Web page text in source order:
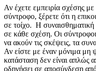
Αν έχετε εμπειρία σχέσης
σύντροφο, ξέρετε ότι η
σε τοίχο. Η συναισθηματική
σε κάθε σχέση. Οι σύντροφοι
να ακούν τις σκέψεις, τα
Αν είστε με έναν μόνιμα μη
κατάσταση δεν είναι απλώς
οδηγήσει σε αποσύνδεση